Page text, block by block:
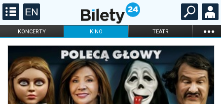
KONCERTY KINO TEATR ...
FILHARMONIA OPERA I BALET
STAND-UP
DLA DZIECI
ONLINE KARNETY